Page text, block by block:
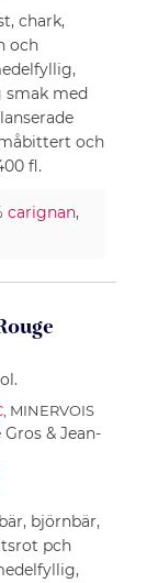
chark,
och
med
och
fl.
carignan,
, MINERVOIS
& Jean-
björnbär,
pch